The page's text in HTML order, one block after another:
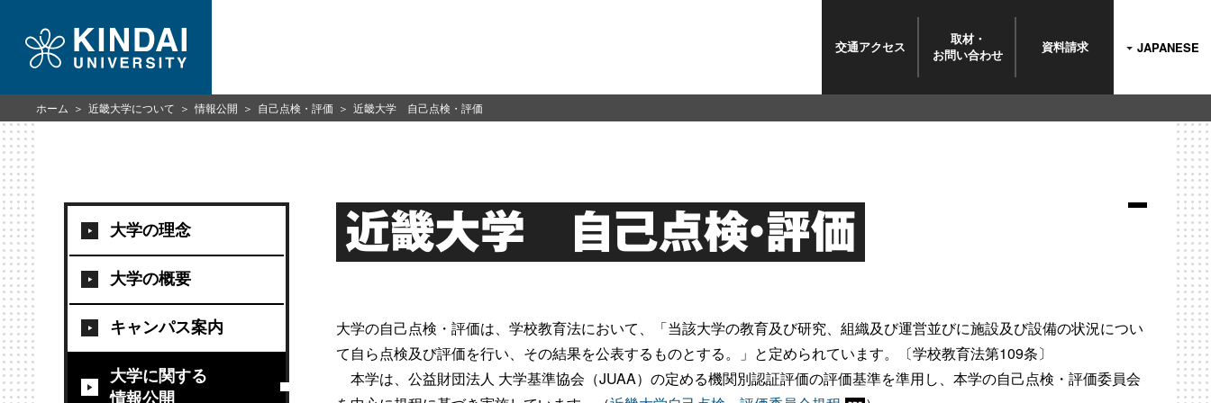
交通アクセス
取材・
お問い合わせ 資料請求 JAPANESE
大学の理念
大学の概要
キャンパス案内
大学に関する
情報公開
近畿大学 自己点検・評価
大学の自己点検・評価は、学校教育法において、「当該大学の教育及び研究、組織及び運営並びに施設及び設備の状況につい
て自ら点検及び評価を行い、その結果を公表するものとする。」と定められています。〔学校教育法第109条〕
本学は、公益財団法人 大学基準協会（JUAA）の定める機関別認証評価の評価基準を準用し、本学の自己点検・評価委員会
ホーム 近畿大学について 情報公開 自己点検・評価 近畿大学 自己点検・評価